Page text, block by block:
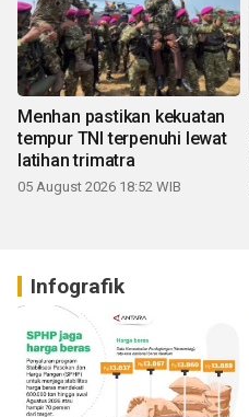
Menhan pastikan kekuatan
tempur TNI terpenuhi lewat
latihan trimatra
05 August 2026 18:52 WIB
Infografik